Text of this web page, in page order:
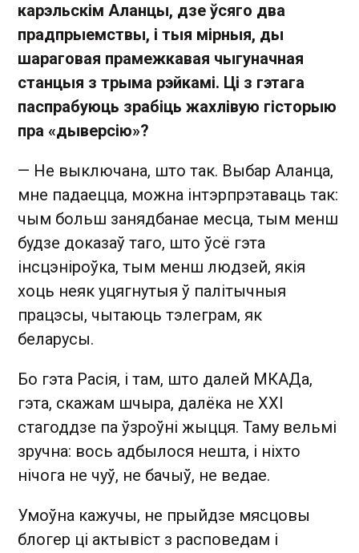
карэльскім Аланцы, дзе ўсяго два
прадпрыемствы, і тыя мірныя, ды
шараговая прамежкавая чыгуначная
станцыя з трыма рэйкамі. Ці з гэтага
паспрабуюць зрабіць жахлівую гісторыю
пра «дыверсію»?
— Не выключана, што так. Выбар Аланца,
мне падаецца, можна інтэрпрэтаваць так:
чым больш занядбанае месца, тым менш
будзе доказаў таго, што ўсё гэта
інсцэніроўка, тым менш людзей, якія
хоць неяк уцягнутыя ў палітычныя
працэсы, чытаюць тэлеграм, як
беларусы.
Бо гэта Расія, і там, што далей МКАДа,
гэта, скажам шчыра, далёка не ХХІ
стагоддзе па ўзроўні жыцця. Таму вельмі
зручна: вось адбылося нешта, і ніхто
нічога не чуў, не бачыў, не ведае.
Умоўна кажучы, не прыйдзе мясцовы
блогер ці актывіст з расповедам і